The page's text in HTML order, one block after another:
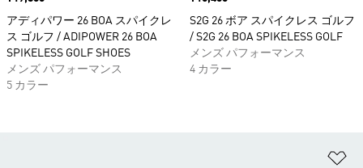
アディパワー 26 BOA スパイクレ
ス ゴルフ / ADIPOWER 26 BOA
SPIKELESS GOLF SHOES
メンズ パフォーマンス
5 カラー
S2G 26 ボア スパイクレス ゴルフ
/ S2G 26 BOA SPIKELESS GOLF
メンズ パフォーマンス
4 カラー